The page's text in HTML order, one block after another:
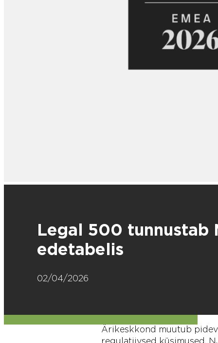
Legal 500 tunnustab
edetabelis
02/04/2026
Ärikeskkond muutub
regulatiivsed küsimused.